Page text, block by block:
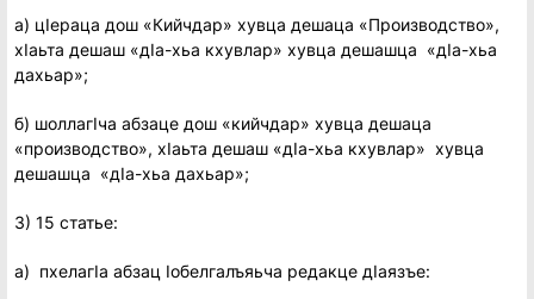
а) цIераца дош «Кийчдар» хувца дешаца «Производство»,
хIаьта дешаш «дIа-хьа кхувлар» хувца дешашца «дIа-хьа
дахьар»;
б) шоллагIча абзаце дош «кийчдар» хувца дешаца
«производство», хIаьта дешаш «дIа-хьа кхувлар» хувца
дешашца «дIа-хьа дахьар»;
3) 15 статье:
а) пхелагIа абзац Iобелгалъяьча редакце дIаязъе: